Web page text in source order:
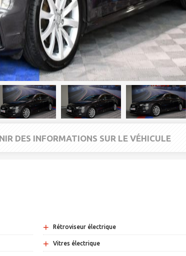
DES INFORMATIONS SUR LE VÉHICULE
+ Rétroviseur électrique
+ Vitres électrique